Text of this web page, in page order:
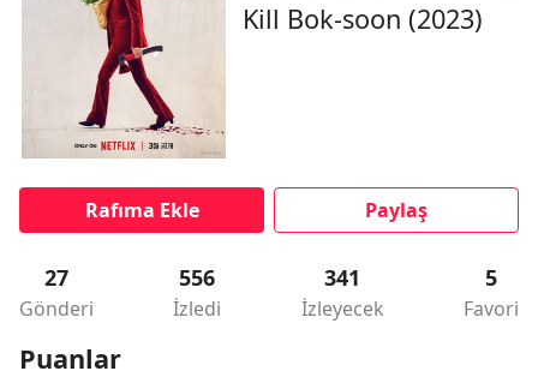
Kill Bok-soon (2023)
Rafıma Ekle Paylaş
27
Gönderi
556
İzledi
341
İzleyecek
5
Favori
Puanlar